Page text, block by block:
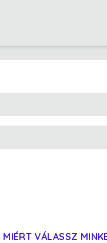
MIÉRT VÁLASSZ